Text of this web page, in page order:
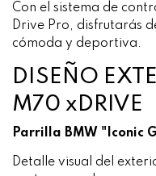
Con el sistema de
Drive Pro, disfrutarás
cómoda y deportiva.
DISEÑO
M70 xDRIVE
Parrilla BMW "Iconic
Detalle visual del